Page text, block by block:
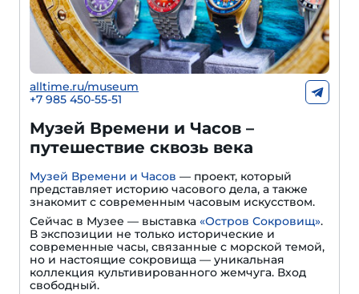
alltime.ru/museum
+7 985 450-55-51
Музей Времени и Часов –
путешествие сквозь века
Музей Времени и Часов — проект, который
представляет историю часового дела, а также
знакомит с современным часовым искусством.
Сейчас в Музее — выставка «Остров Сокровищ».
В экспозиции не только исторические и
современные часы, связанные с морской темой,
но и настоящие сокровища — уникальная
коллекция культивированного жемчуга. Вход
свободный.